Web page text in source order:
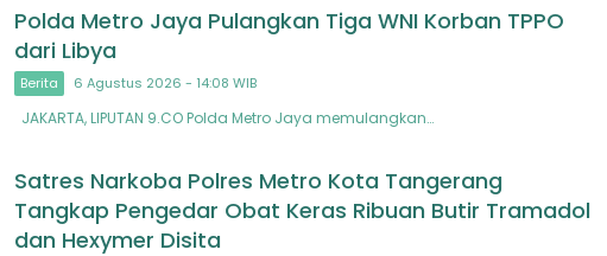
Polda Metro Jaya Pulangkan Tiga WNI Korban TPPO
dari Libya
Berita 6 Agustus 2026 - 14:08 WIB
JAKARTA, LIPUTAN 9.CO Polda Metro Jaya memulangkan…
Satres Narkoba Polres Metro Kota Tangerang
Tangkap Pengedar Obat Keras Ribuan Butir Tramadol
dan Hexymer Disita